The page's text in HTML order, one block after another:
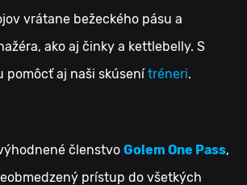
vrátane bežeckého pásu a
ako aj činky a kettlebelly. S
pomôcť aj naši skúsenítréneri.
členstvo Golem One Pass,
prístup do všetkých